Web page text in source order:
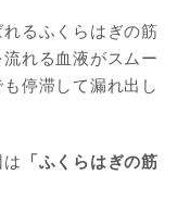
るふくらはぎの筋
れる血液がスムー
停滞して漏れ出し
「ふくらはぎの筋